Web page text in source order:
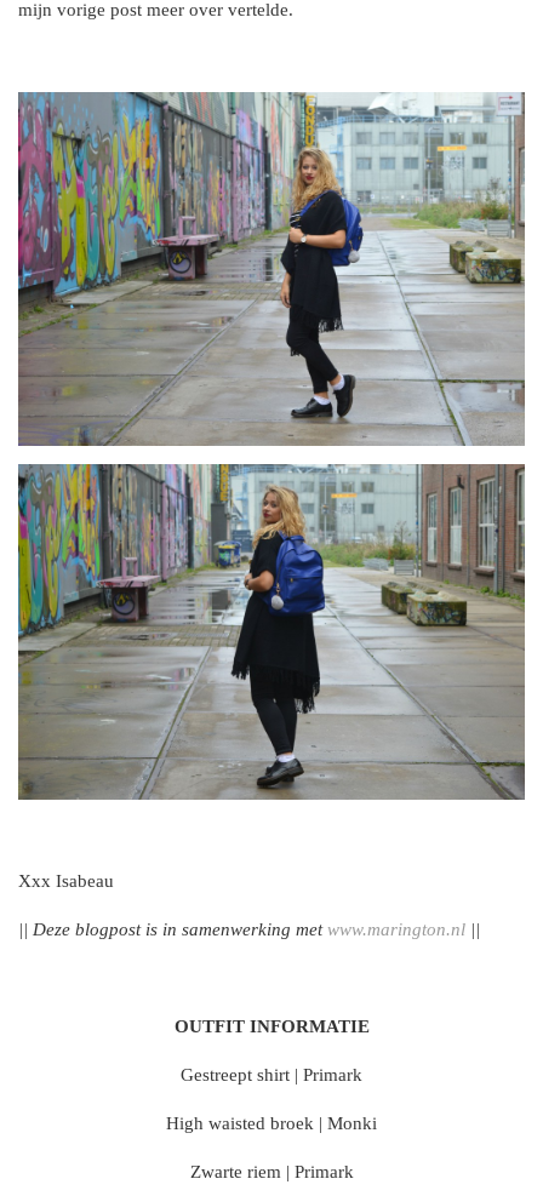
mijn vorige post meer over vertelde.
Xxx Isabeau
|| Deze blogpost is in samenwerking metwww.marington.nl ||
OUTFIT INFORMATIE
Gestreept shirt | Primark
High waisted broek | Monki
Zwarte riem | Primark